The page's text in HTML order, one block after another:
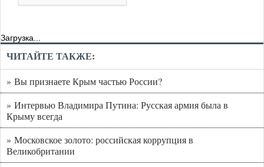
Загрузка...
ЧИТАЙТЕ ТАКЖЕ:
» Вы признаете Крым частью России?
» Интервью Владимира Путина: Русская армия была в
Крыму всегда
» Московское золото: российская коррупция в
Великобритании